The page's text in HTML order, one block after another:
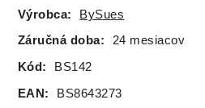
Výrobca: BySues
Záručná doba: 24 mesiacov
Kód: BS142
EAN: BS8643273